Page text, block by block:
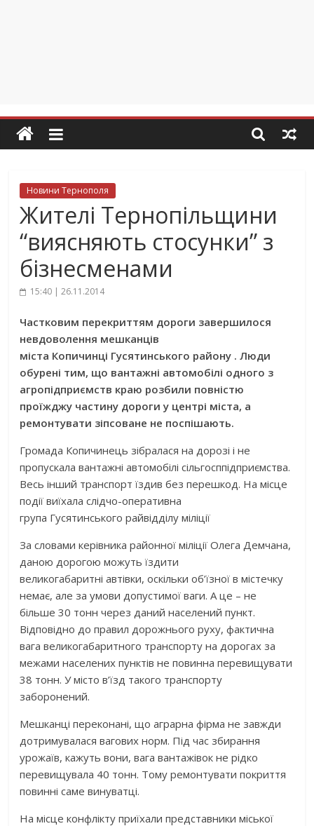
Новини Тернополя
Жителі Тернопільщини
“виясняють стосунки” з
бізнесменами
15:40 | 26.11.2014
Частковим перекриттям дороги завершилося
невдоволення мешканців
міста Копичинці Гусятинського району . Люди
обурені тим, що вантажні автомобілі одного з
агропідприємств краю розбили повністю
проїжджу частину дороги у центрі міста, а
ремонтувати зіпсоване не поспішають.
Громада Копичинець зібралася на дорозі і не
пропускала вантажні автомобілі сільгосппідприємства.
Весь інший транспорт їздив без перешкод. На місце
події виїхала слідчо-оперативна
група Гусятинського райвідділу міліції
За словами керівника районної міліції Олега Демчана,
даною дорогою можуть їздити
великогабаритні автівки, оскільки об’їзної в містечку
немає, але за умови допустимої ваги. А це – не
більше 30 тонн через даний населений пункт.
Відповідно до правил дорожнього руху, фактична
вага великогабаритного транспорту на дорогах за
межами населених пунктів не повинна перевищувати
38 тонн. У місто в’їзд такого транспорту
заборонений.
Мешканці переконані, що аграрна фірма не завжди
дотримувалася вагових норм. Під час збирання
урожаїв, кажуть вони, вага вантажівок не рідко
перевищувала 40 тонн. Тому ремонтувати покриття
повинні саме винуватці.
На місце конфлікту приїхали представники міської